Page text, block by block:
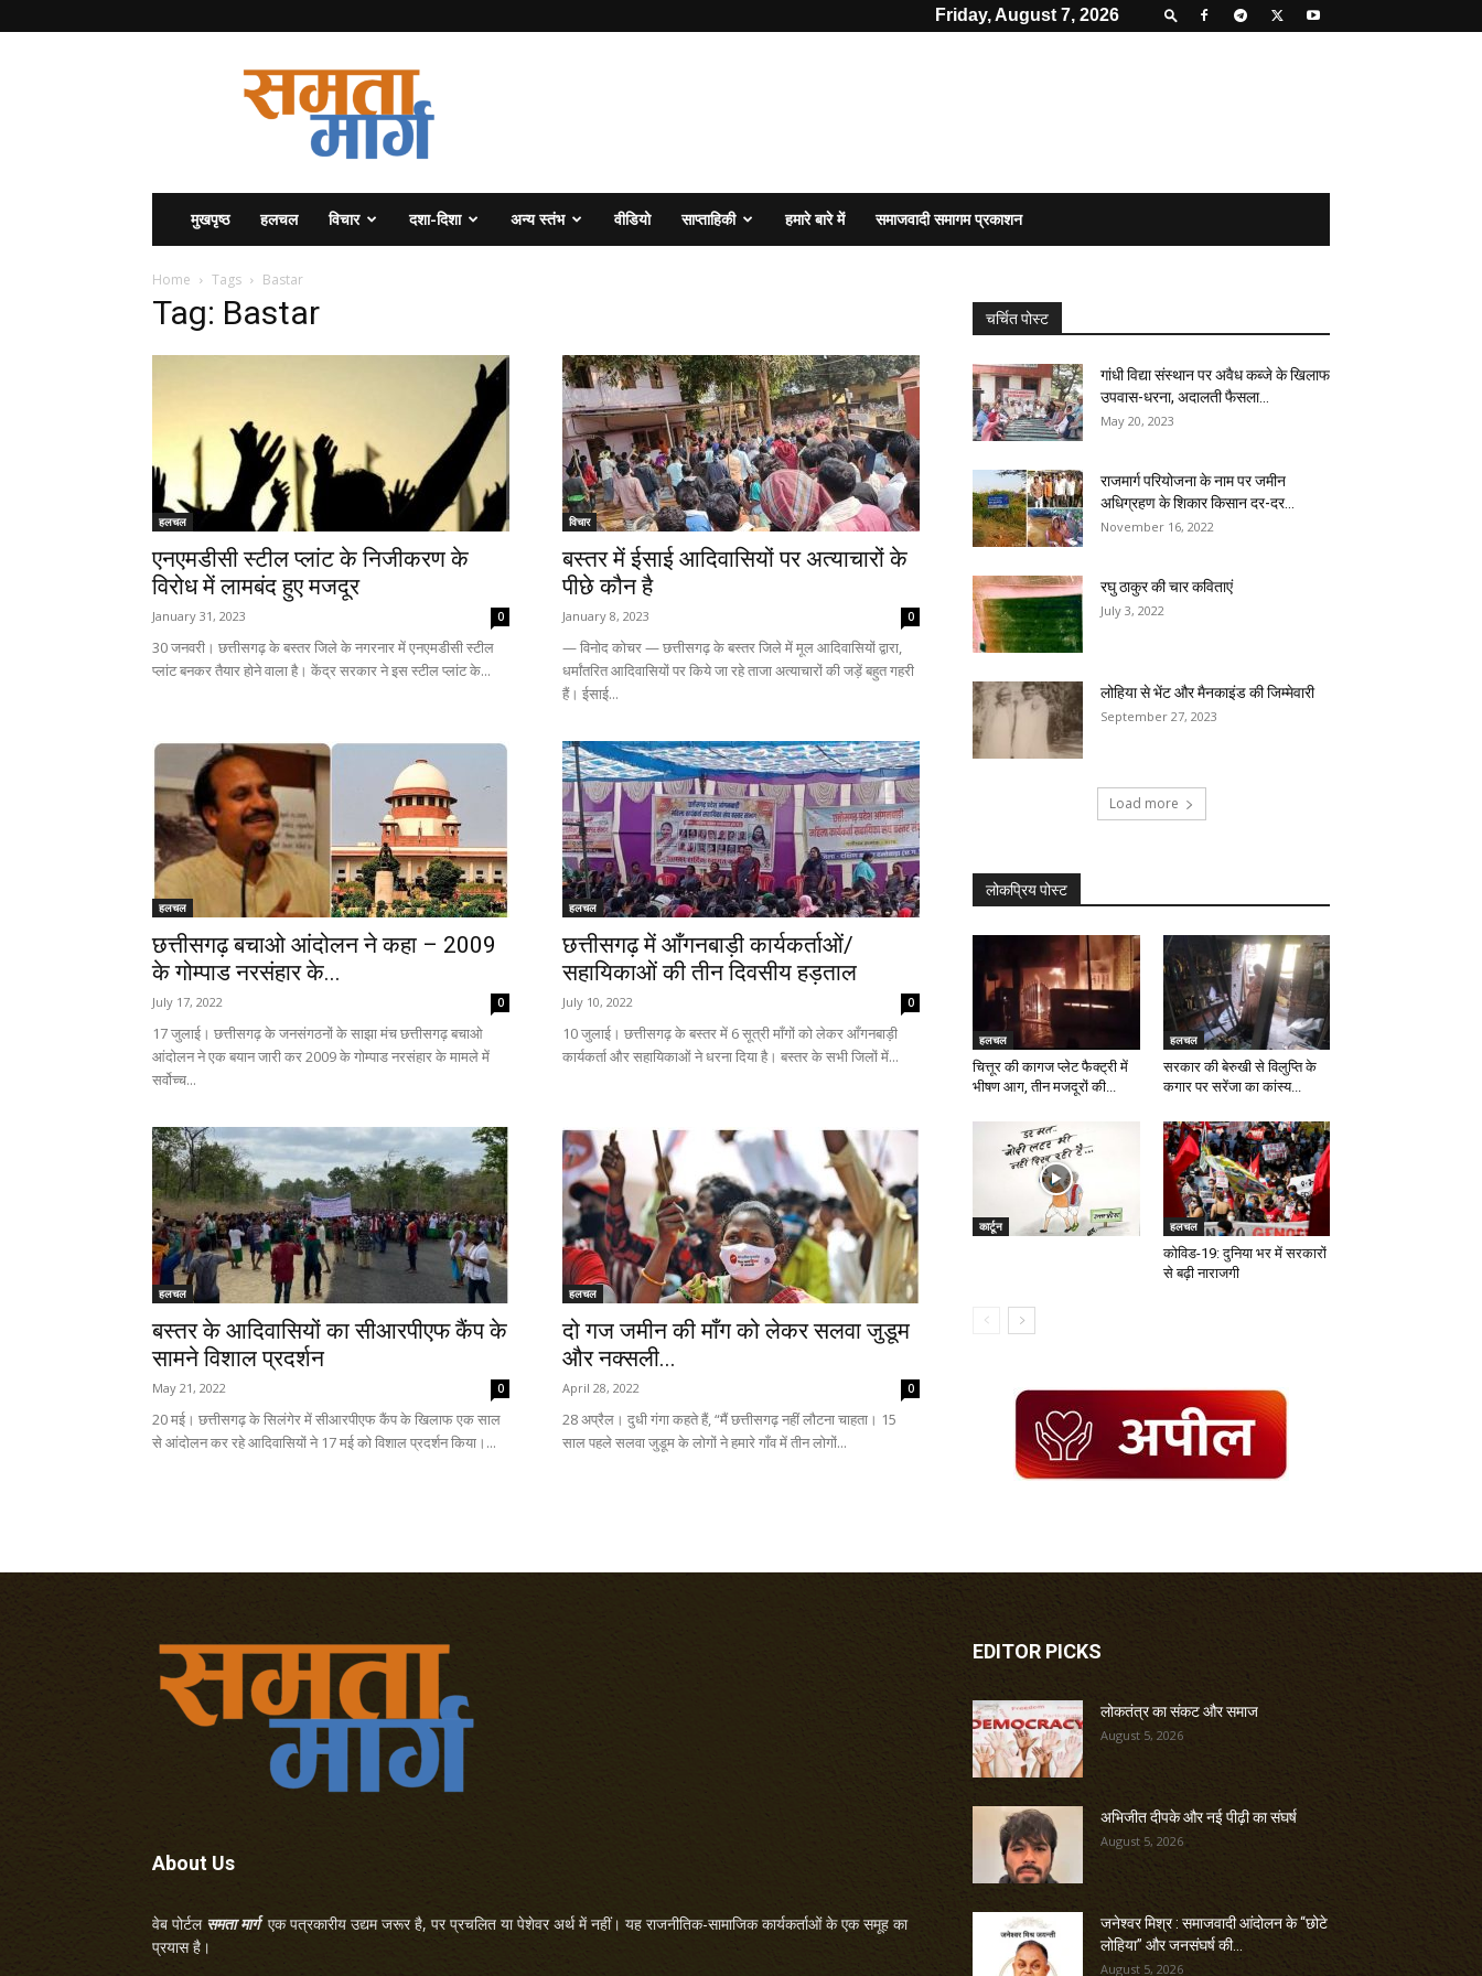
Friday, August 7, 2026
मुखपृष्ठ हलचल विचार दशा-दिशा अन्य स्तंभ वीडियो साप्ताहिकी हमारे बारे में समाजवादी समागम प्रकाशन
Home Tags Bastar
Tag: Bastar
हलचल
एनएमडीसी स्टील प्लांट के निजीकरण के
विरोध में लामबंद हुए मजदूर
January 31, 2023 0
30 जनवरी। छत्तीसगढ़ के बस्तर जिले के नगरनार में एनएमडीसी स्टील
प्लांट बनकर तैयार होने वाला है। केंद्र सरकार ने इस स्टील प्लांट के...
विचार
बस्तर में ईसाई आदिवासियों पर अत्याचारों के
पीछे कौन है
January 8, 2023 0
— विनोद कोचर — छत्तीसगढ़ के बस्तर जिले में मूल आदिवासियों द्वारा,
धर्मांतरित आदिवासियों पर किये जा रहे ताजा अत्याचारों की जड़ें बहुत गहरी
हैं। ईसाई...
हलचल
छत्तीसगढ़ बचाओ आंदोलन ने कहा – 2009
के गोम्पाड नरसंहार के...
July 17, 2022 0
17 जुलाई। छत्तीसगढ़ के जनसंगठनों के साझा मंच छत्तीसगढ़ बचाओ
आंदोलन ने एक बयान जारी कर 2009 के गोम्पाड नरसंहार के मामले में
सर्वोच्च...
हलचल
छत्तीसगढ़ में आँगनबाड़ी कार्यकर्ताओं/
सहायिकाओं की तीन दिवसीय हड़ताल
July 10, 2022 0
10 जुलाई। छत्तीसगढ़ के बस्तर में 6 सूत्री माँगों को लेकर आँगनबाड़ी
कार्यकर्ता और सहायिकाओं ने धरना दिया है। बस्तर के सभी जिलों में...
हलचल
बस्तर के आदिवासियों का सीआरपीएफ कैंप के
सामने विशाल प्रदर्शन
May 21, 2022 0
20 मई। छत्तीसगढ़ के सिलंगेर में सीआरपीएफ कैंप के खिलाफ एक साल
से आंदोलन कर रहे आदिवासियों ने 17 मई को विशाल प्रदर्शन किया।...
हलचल
दो गज जमीन की माँग को लेकर सलवा जुडूम
और नक्सली...
April 28, 2022 0
28 अप्रैल। दुधी गंगा कहते हैं, “मैं छत्तीसगढ़ नहीं लौटना चाहता। 15
साल पहले सलवा जुडूम के लोगों ने हमारे गाँव में तीन लोगों...
चर्चित पोस्ट
गांधी विद्या संस्थान पर अवैध कब्जे के खिलाफ
उपवास-धरना, अदालती फैसला...
May 20, 2023
राजमार्ग परियोजना के नाम पर जमीन
अधिग्रहण के शिकार किसान दर-दर...
November 16, 2022
रघु ठाकुर की चार कविताएं
July 3, 2022
लोहिया से भेंट और मैनकाइंड की जिम्मेवारी
September 27, 2023
Load more
लोकप्रिय पोस्ट
हलचल
चित्तूर की कागज प्लेट फैक्ट्री में
भीषण आग, तीन मजदूरों की...
हलचल
सरकार की बेरुखी से विलुप्ति के
कगार पर सरेंजा का कांस्य...
कार्टून हलचल
कोविड-19: दुनिया भर में सरकारों
से बढ़ी नाराजगी
About Us
वेब पोर्टल समता मार्गएक पत्रकारीय उद्यम जरूर है, पर प्रचलित या पेशेवर अर्थ में नहीं। यह राजनीतिक-सामाजिक कार्यकर्ताओं के एक समूह का
प्रयास है।
EDITOR PICKS
लोकतंत्र का संकट और समाज
August 5, 2026
अभिजीत दीपके और नई पीढ़ी का संघर्ष
August 5, 2026
जनेश्वर मिश्र : समाजवादी आंदोलन के “छोटे
लोहिया” और जनसंघर्ष की...
August 5, 2026